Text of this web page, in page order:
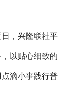
， 兴隆联社平
以贴心细致的
滴小事践行普